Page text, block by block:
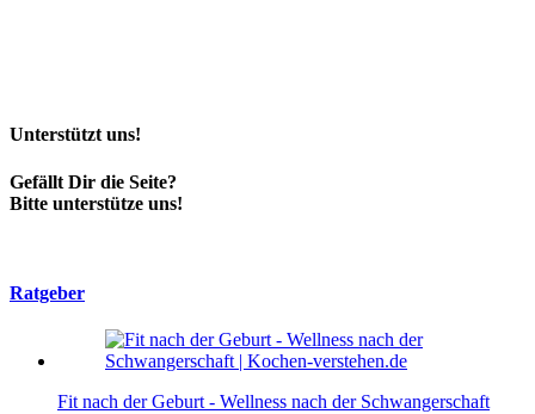
Unterstützt uns!
Gefällt Dir die Seite?
Bitte unterstütze uns!
Ratgeber
Fit nach der Geburt - Wellness nach der Schwangerschaft